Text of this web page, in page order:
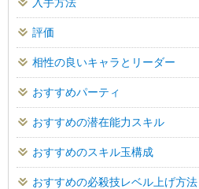
評価
相性の良いキャラとリーダー
おすすめパーティ
おすすめの潜在能力スキル
おすすめのスキル玉構成
おすすめの必殺技レベル上げ方法